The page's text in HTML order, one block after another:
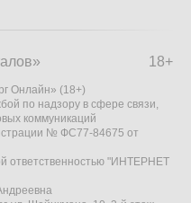
18+
Онлайн» (18+)
по надзору в сфере связи,
коммуникаций
№ ФС77-84675 от
ответственностью "ИНТЕРНЕТ